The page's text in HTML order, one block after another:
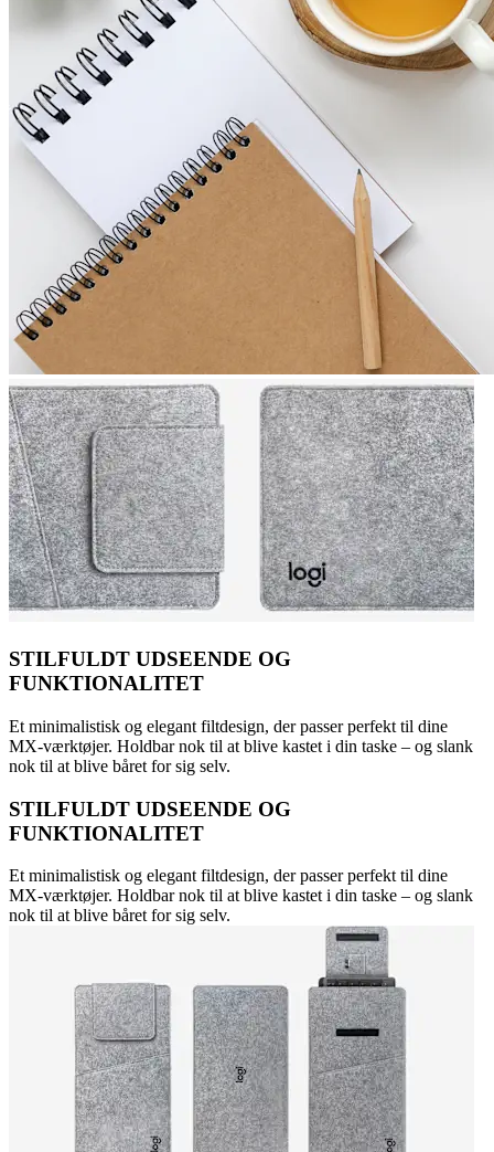
STILFULDT UDSEENDE OG
FUNKTIONALITET
Et minimalistisk og elegant filtdesign, der passer perfekt til dine
MX-værktøjer. Holdbar nok til at blive kastet i din taske – og slank
nok til at blive båret for sig selv.
STILFULDT UDSEENDE OG
FUNKTIONALITET
Et minimalistisk og elegant filtdesign, der passer perfekt til dine
MX-værktøjer. Holdbar nok til at blive kastet i din taske – og slank
nok til at blive båret for sig selv.